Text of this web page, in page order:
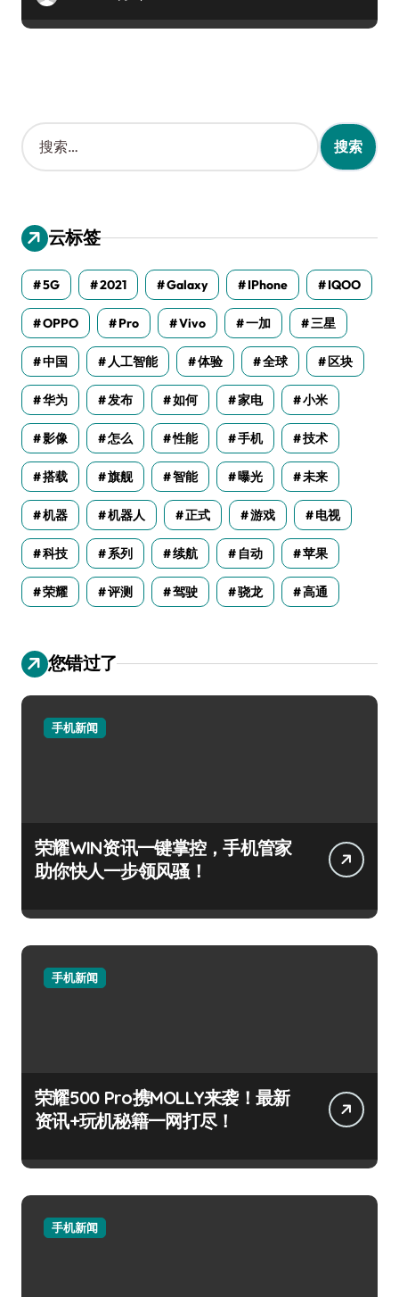
搜
索
：
云标签
5G 2021 Galaxy IPhone IQOO
OPPO Pro Vivo 一加 三星
中国 人工智能 体验 全球 区块
华为 发布 如何 家电 小米
影像 怎么 性能 手机 技术
搭载 旗舰 智能 曝光 未来
机器 机器人 正式 游戏 电视
科技 系列 续航 自动 苹果
荣耀 评测 驾驶 骁龙 高通
您错过了
手机新闻
荣耀WIN资讯一键掌控，手机管家
助你快人一步领风骚！
手机新闻
荣耀500 Pro携MOLLY来袭！最新
资讯+玩机秘籍一网打尽！
手机新闻